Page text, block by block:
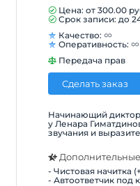
Цена: от 300.00
Срок записи: до
Качество:
Оперативность:
Передача прав
Сделать заказ
Начинающий
у Ленара
звучания и
Дополнительные
- Чистовая начитка
- Автоответчик под